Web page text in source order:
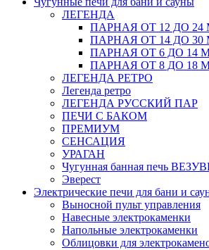
ЛЕГЕНДА
ПАРНАЯ ОТ 12 ДО 24
ПАРНАЯ ОТ 14 ДО 30
ПАРНАЯ ОТ 6 ДО 14
ПАРНАЯ ОТ 8 ДО 18
ЛЕГЕНДА РЕТРО
Легенда ретро
ЛЕГЕНДА РУССКИЙ ПАР
ПЕЧИ С БАКОМ
ПРЕМИУМ
СЕНСАЦИЯ
УРАГАН
Чугунная банная печь
Эверест
Электрические печи для бани и
Выносной пульт управления
Навесные электрокаменки
Напольные электрокаменки
Облицовки для